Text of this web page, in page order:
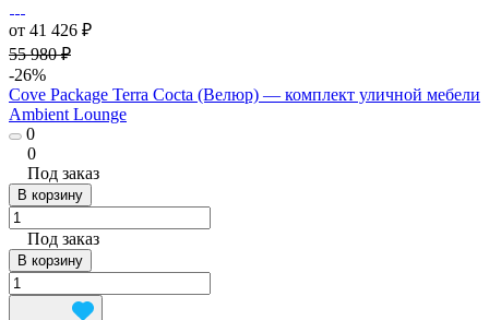
от 41 426 ₽
55 980 ₽
-26%
Cove Package Terra Cocta (Велюр) — комплект уличной мебели
Ambient Lounge
0
0
Под заказ
В корзину
Под заказ
В корзину